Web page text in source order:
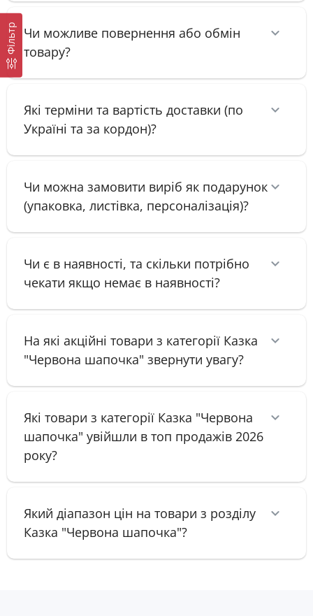
Фільтр Чи можливе повернення або обмін
товару?
Які терміни та вартість доставки (по
Україні та за кордон)?
Чи можна замовити виріб як подарунок
(упаковка, листівка, персоналізація)?
Чи є в наявності, та скільки потрібно
чекати якщо немає в наявності?
На які акційні товари з категорії Казка
"Червона шапочка" звернути увагу?
Які товари з категорії Казка "Червона
шапочка" увійшли в топ продажів 2026
року?
Який діапазон цін на товари з розділу
Казка "Червона шапочка"?